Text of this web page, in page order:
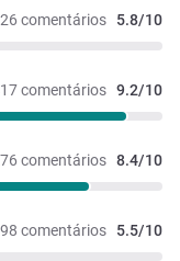
26 comentários 5.8/10
comentários 9.2/10
comentários 8.4/10
comentários 5.5/10